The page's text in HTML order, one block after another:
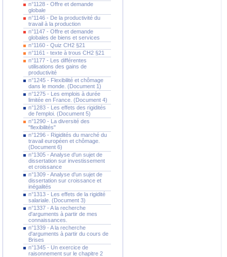
n°1128 - Offre et demande
globale
n°1146 - De la productivité du
travail à la production
n°1147 - Offre et demande
globales de biens et services
n°1160 - Quiz CH2 §21
n°1161 - texte à trous CH2 §21
n°1177 - Les différentes
utilisations des gains de
productivité
n°1245 - Flexibilité et chômage
dans le monde. (Document 1)
n°1275 - Les emplois à durée
limitée en France. (Document 4)
n°1283 - Les effets des rigidités
de l'emploi. (Document 5)
n°1290 - La diversité des
"flexibilités"
n°1296 - Rigidités du marché du
travail européen et chômage.
(Document 6)
n°1305 - Analyse d'un sujet de
dissertation sur investissement
et croissance
n°1309 - Analyse d'un sujet de
dissertation sur croissance et
inégalités
n°1313 - Les effets de la rigidité
salariale. (Document 3)
n°1337 - A la recherche
d'arguments à partir de mes
connaissances.
n°1339 - A la recherche
d'arguments à partir du cours de
Brises
n°1345 - Un exercice de
raisonnement sur le chapitre 2